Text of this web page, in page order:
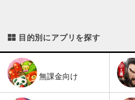
目的別にアプリを探す
無課金向け